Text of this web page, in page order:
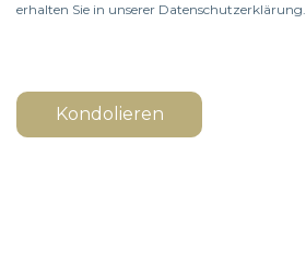
erhalten Sie in unserer Datenschutzerklärung.
Kondolieren